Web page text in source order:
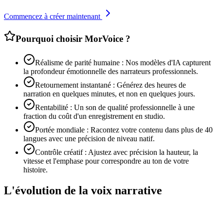
Commencez à créer maintenant
Pourquoi choisir MorVoice ?
Réalisme de parité humaine : Nos modèles d'IA capturent
la profondeur émotionnelle des narrateurs professionnels.
Retournement instantané : Générez des heures de
narration en quelques minutes, et non en quelques jours.
Rentabilité : Un son de qualité professionnelle à une
fraction du coût d'un enregistrement en studio.
Portée mondiale : Racontez votre contenu dans plus de 40
langues avec une précision de niveau natif.
Contrôle créatif : Ajustez avec précision la hauteur, la
vitesse et l'emphase pour correspondre au ton de votre
histoire.
L'évolution de la voix narrative